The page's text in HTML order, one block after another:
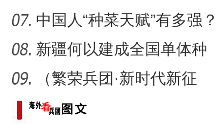
起？
中国人“种菜天赋”有多强？
戈壁荒漠变“智慧农场
新疆何以建成全国单体种
植面积最大油莎豆示范基
地
（繁荣兵团·新时代新征
程）沙漠瀚海中的新疆兵